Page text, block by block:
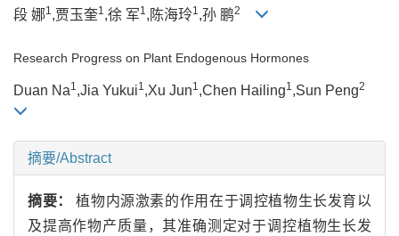
段 娜1,贾玉奎1,徐 军1,陈海玲1,孙 鹏2
Research Progress on Plant Endogenous Hormones
Duan Na1 ,Jia Yukui1 ,Xu Jun1 ,Chen Hailing1 ,Sun Peng2
摘要/Abstract
摘要：植物内源激素的作用在于调控植物生长发育以
及提高作物产质量，其准确测定对于调控植物生长发